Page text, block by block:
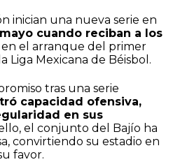
inician una nueva serie en
cuando reciban a los
en el arranque del primer
Liga Mexicana de Béisbol.
tras una serie
capacidad ofensiva,
en sus
el conjunto del Bajío ha
convirtiendo su estadio en
favor.